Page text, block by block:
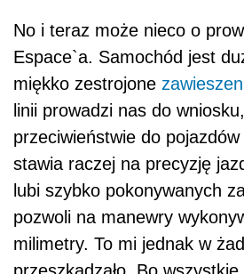
No i teraz może nieco o
Espace`a. Samochód jest
miękko zestrojone
linii prowadzi nas do
przeciwieństwie do
stawia raczej na precyzję
lubi szybko pokonywanych
pozwoli na manewry
milimetry. To mi jednak w